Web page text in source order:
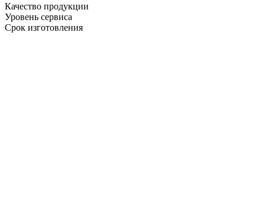
Качество продукции
Уровень сервиса
Срок изготовления